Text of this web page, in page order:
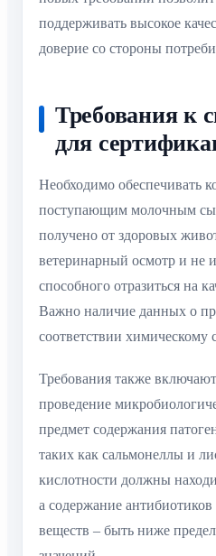
поддерживать высокое
доверие со стороны
Требования к
для
Необходимо обеспечивать
поступающим молочным
получено от здоровых
ветеринарный осмотр и не
способного отразиться на
Важно наличие данных о
соответствии химическому
Требования также включают
проведение
предмет содержания
таких как сальмонеллы и
кислотности должны
а содержание
веществ – быть ниже